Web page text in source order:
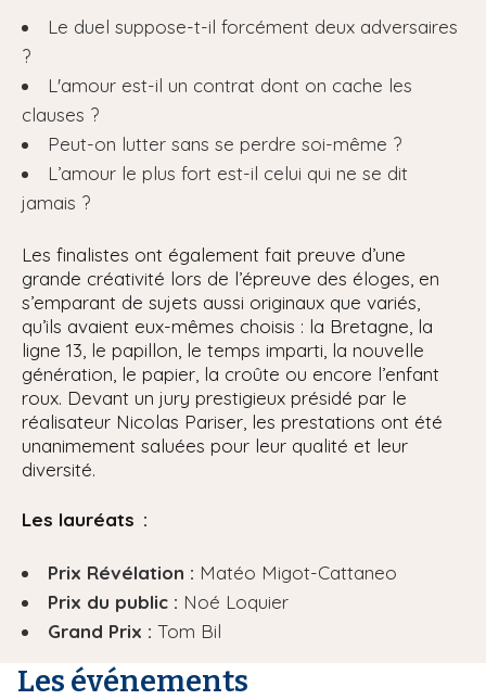
Le duel suppose-t-il forcément deux adversaires
?
L'amour est-il un contrat dont on cache les
clauses ?
Peut-on lutter sans se perdre soi-même ?
L’amour le plus fort est-il celui qui ne se dit
jamais ?
Les finalistes ont également fait preuve d’une
grande créativité lors de l’épreuve des éloges, en
s’emparant de sujets aussi originaux que variés,
qu’ils avaient eux-mêmes choisis : la Bretagne, la
ligne 13, le papillon, le temps imparti, la nouvelle
génération, le papier, la croûte ou encore l’enfant
roux. Devant un jury prestigieux présidé par le
réalisateur Nicolas Pariser, les prestations ont été
unanimement saluées pour leur qualité et leur
diversité.
Les lauréats :
Prix Révélation : Matéo Migot-Cattaneo
Prix du public : Noé Loquier
Grand Prix : Tom Bil
Les événements